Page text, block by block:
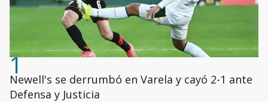
1
Newell's se derrumbó en Varela y cayó 2-1 ante
Defensa y Justicia